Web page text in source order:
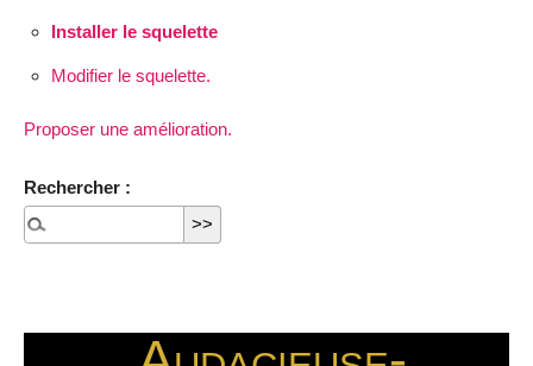
Installer le squelette
Modifier le squelette.
Proposer une amélioration.
Rechercher :